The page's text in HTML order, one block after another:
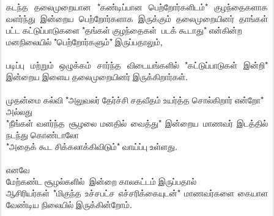
கடந்த தலைமுறையான *கண்டிப்பான பெற்றோர்களிடம்* குழந்தைகளாக
வளர்ந்து இன்றைய பெற்றோர்களாக இருக்கும் தலைமுறையினர் தாங்கள்
பட்ட கட்டுப்பாடுகளை *தங்கள் குழந்தைகள் படக் கூடாது* என்கின்ற
மனநிலையில் *பெற்றோர்களும்* இருப்பதாலும்,
படிப்பு மற்றும் ஒழுக்கம் சார்ந்த விடையங்களில் *கட்டுப்பாடுகள் இன்றி*
இன்றைய இளைய தலைமுறையினர் இருக்கிறார்கள்.
முதன்மை கல்வி *அலுவலர் தேர்ச்சி சதவீதம் உயர்த்த சொல்கிறார் என்றோ*
அல்லது
*நீங்கள் வளர்ந்த சூழலை மனதில் வைத்து* இன்றைய மாணவர் இடத்தில்
நடந்து கொண்டாலோ
*அதைக் கூட சிக்கலாக்கிவிடும்* வாய்ப்பு உள்ளது.
எனவே
மேற்கண்ட சூழல்களில் இன்றை காலகட்டம் இருப்பதால்
ஆசிரியர்கள் *மிகுந்த உச்சபட்ச எச்சரிக்கையுடன்* மாணவர்களை கையாள
வேண்டிய நிலையில் இருக்கின்றோம்.